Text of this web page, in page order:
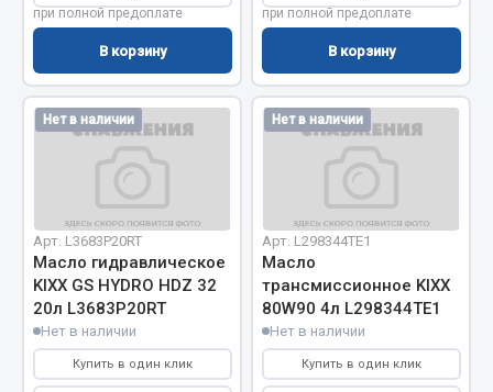
Весь раздел
Соединительные элементы
Тройники
Трубки, муфты, гайки
Угольники
Фитинги
Штуцеры
при полной предоплате
В корзину
при полной предоплате
В корзину
Нет в наличии
Арт. L3683Р20RT
Масло гидравлическое
KIXX GS HYDRO HDZ 32
20л L3683Р20RT
Нет в наличии
Купить в один клик
Нет в наличии
Арт. L298344TE1
Масло
трансмиссионное KIXX
80W90 4л L298344TE1
Нет в наличии
Купить в один клик